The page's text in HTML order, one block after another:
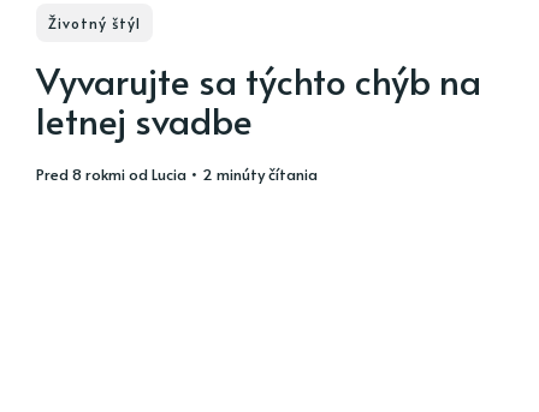
Životný štýl
Vyvarujte sa týchto chýb na
letnej svadbe
pred 8 rokmiodLucia • 2 minúty čítania